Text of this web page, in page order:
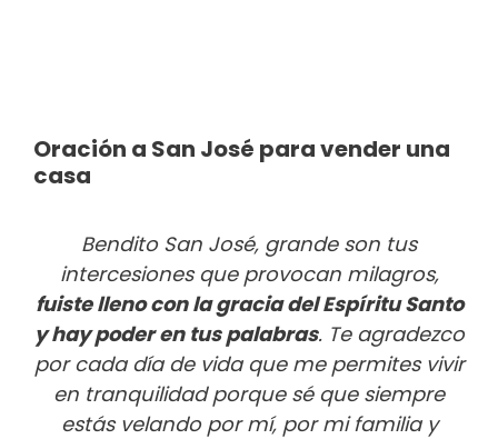
Oración a San José para vender una
casa
Bendito San José, grande son tus
intercesiones que provocan milagros,
fuiste lleno con la gracia del Espíritu Santo
y hay poder en tus palabras. Te agradezco
por cada día de vida que me permites vivir
en tranquilidad porque sé que siempre
estás velando por mí, por mi familia y